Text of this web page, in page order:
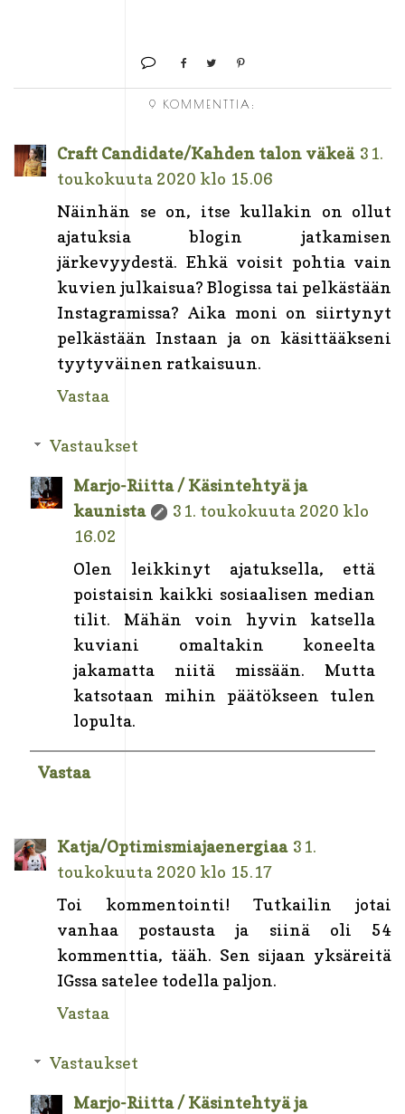
9 KOMMENTTIA:
Craft Candidate/Kahden talon väkeä 31.
toukokuuta 2020 klo 15.06
Näinhän se on, itse kullakin on ollut
ajatuksia blogin jatkamisen
järkevyydestä. Ehkä voisit pohtia vain
kuvien julkaisua? Blogissa tai pelkästään
Instagramissa? Aika moni on siirtynyt
pelkästään Instaan ja on käsittääkseni
tyytyväinen ratkaisuun.
Vastaa
Vastaukset
Marjo-Riitta / Käsintehtyä ja
kaunista
31. toukokuuta 2020 klo
16.02
Olen leikkinyt ajatuksella, että
poistaisin kaikki sosiaalisen median
tilit. Mähän voin hyvin katsella
kuviani omaltakin koneelta
jakamatta niitä missään. Mutta
katsotaan mihin päätökseen tulen
lopulta.
Vastaa
Katja/Optimismiajaenergiaa 31.
toukokuuta 2020 klo 15.17
Toi kommentointi! Tutkailin jotai
vanhaa postausta ja siinä oli 54
kommenttia, tääh. Sen sijaan yksäreitä
IGssa satelee todella paljon.
Vastaa
Vastaukset
Marjo-Riitta / Käsintehtyä ja